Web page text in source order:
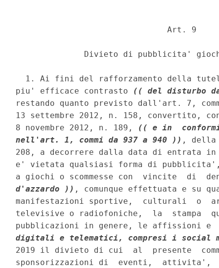
                               Art. 9
Divieto di pubblicita'
1. Ai fini del rafforzamento della
piu' efficace contrasto (( del disturbo
restando quanto previsto dall'art. 7,
13 settembre 2012, n. 158, convertito,
8 novembre 2012, n. 189, (( e in
nell'art. 1, commi da 937 a 940 )) , della
208, a decorrere dalla data di entrata in
e' vietata qualsiasi forma di
a giochi o scommesse con  vincite  di
d'azzardo )) , comunque effettuata e su
manifestazioni sportive,  culturali  o
televisive o radiofoniche,  la  stampa
pubblicazioni in genere, le affissioni
digitali e telematici, compresi i social
2019 il divieto di cui  al  presente
sponsorizzazioni di  eventi,  attivita',